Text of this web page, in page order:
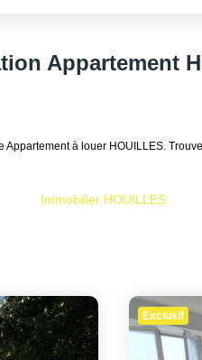
Appartement
à louer HOUILLES.
Immobilier HOUILLES
Exclusif